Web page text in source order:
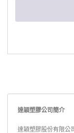
達穎塑膠公司簡介
達穎塑膠股份有限公